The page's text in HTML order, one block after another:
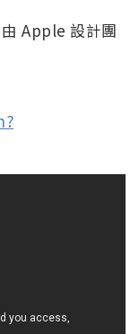
Apple 設計團